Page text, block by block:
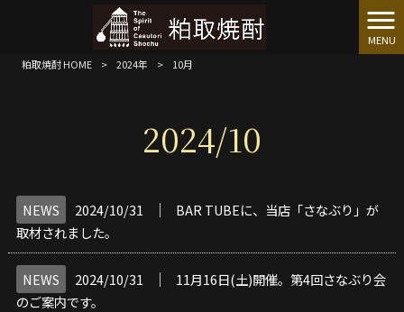
MENU
粕取焼酎 HOME
> 2024年 > 10月
2024/10
NEWS 2024/10/31 │
BAR TUBEに、当店「さなぶり」が
取材されました。
NEWS 2024/10/31 │
11月16日(土)開催。第4回さなぶり会
のご案内です。